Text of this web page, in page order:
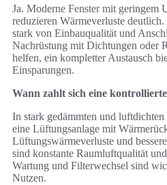
Ja. Moderne Fenster mit geringem
reduzieren Wärmeverluste
stark von Einbauqualität und
Nachrüstung mit Dichtungen oder
helfen, ein kompletter Austausch
Einsparungen.
Wann zahlt sich eine
In stark gedämmten und
eine Lüftungsanlage mit
Lüftungswärmeverluste und
sind konstante Raumluftqualität
Wartung und Filterwechsel sind
Nutzen.